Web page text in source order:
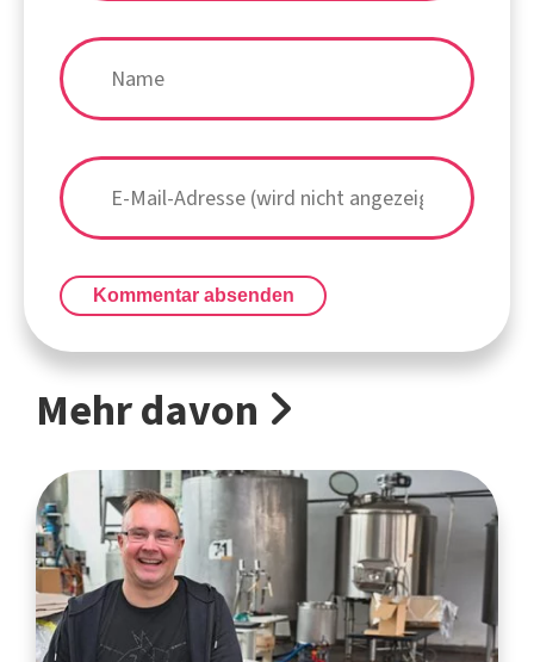
Kommentar absenden
Mehr davon